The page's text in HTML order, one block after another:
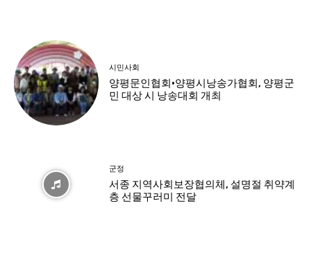
시민사회
양평문인협회·양평시낭송가협회, 양평군
민 대상 시 낭송대회 개최
군정
서종 지역사회보장협의체, 설명절 취약계
층 선물꾸러미 전달